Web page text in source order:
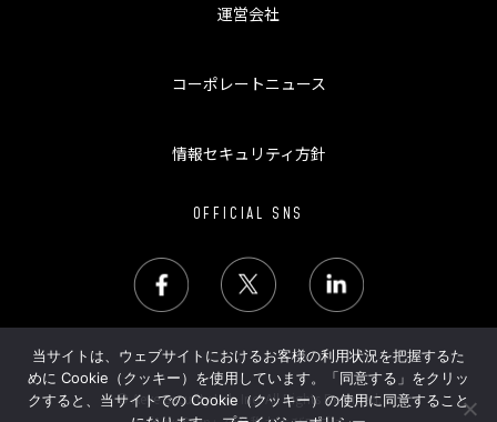
運営会社
コーポレートニュース
情報セキュリティ方針
OFFICIAL SNS
© Aeye Security Lab Inc. All Rights Reserved.
当サイトは、ウェブサイトにおけるお客様の利用状況を把握するた
めに Cookie（クッキー）を使用しています。「同意する」をクリッ
クすると、当サイトでの Cookie（クッキー）の使用に同意すること